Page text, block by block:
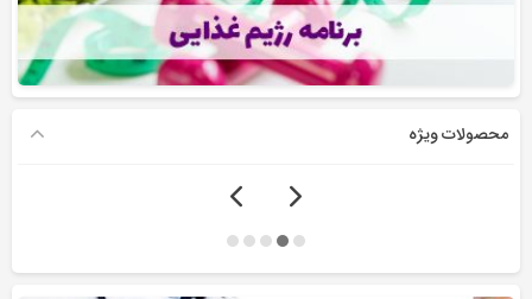
محصولات ویژه